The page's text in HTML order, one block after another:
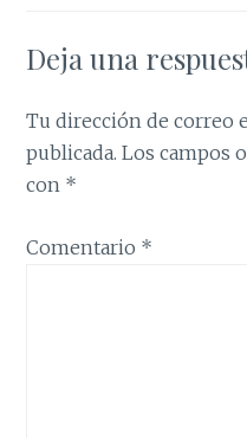
Deja una
Tu dirección de correo
publicada. Los campos
con *
Comentario *